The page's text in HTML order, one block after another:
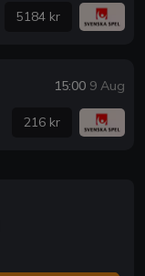
5184 kr
15:00 9 Aug
216 kr